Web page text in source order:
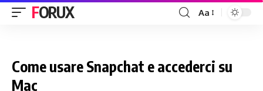
FORUX Aa
Come usare Snapchat e accederci su
Mac